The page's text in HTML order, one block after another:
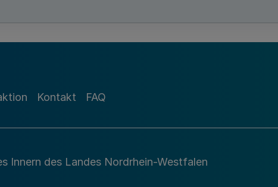
Richtlinie zur Durchführung
Kontakt FAQ
Innern des Landes Nordrhein-Westfalen